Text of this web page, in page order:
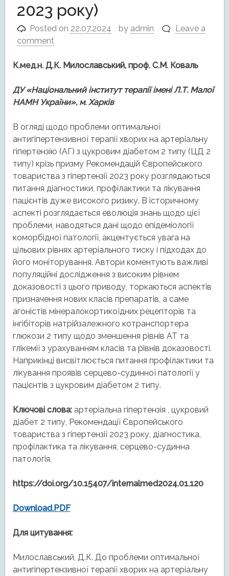
2023 року)
Posted on 22.07.2024 by admin
Leave a
comment
К.мед.н. Д.К. Милославський, проф. С.М. Коваль
ДУ «Національний інститут терапії імені Л.Т. Малої
НАМН України», м. Харків
В огляді щодо проблеми оптимальної
антигіпертензивної терапії хворих на артеріальну
гіпертензію (АГ) з цукровим діабетом 2 типу (ЦД 2
типу) крізь призму Рекомендацій Європейського
товариства з гіпертензії 2023 року розглядаються
питання діагностики, профілактики та лікування
пацієнтів дуже високого ризику. В історичному
аспекті розглядається еволюція знань щодо цієї
проблеми, наводяться дані щодо епідеміології
коморбідної патології, акцентується увага на
цільових рівнях артеріального тиску і підходах до
його моніторування. Автори коментують важливі
популяційні дослідження з високим рівнем
доказовості з цього приводу, торкаються аспектів
призначення нових класів препаратів, а саме
агоністів мінералокортикоїдних рецепторів та
інгібіторів натрійзалежного котранспортера
глюкози 2 типу щодо зменшення рівнів АТ та
глікемії з урахуванням класів та рівнів доказовості.
Наприкінці висвітлюється питання профілактики та
лікування проявів серцево-судинної патології у
пацієнтів з цукровим діабетом 2 типу.
Ключові слова: артеріальна гіпертензія , цукровий
діабет 2 типу, Рекомендації Європейського
товариства з гіпертензії 2023 року, діагностика,
профілактика та лікування, серцево-судинна
патологія.
https://doi.org/10.15407/internalmed2024.01.120
Download.PDF
Для цитування:
Милославський, Д.К. До проблеми оптимальної
антигіпертензивної терапії хворих на артеріальну